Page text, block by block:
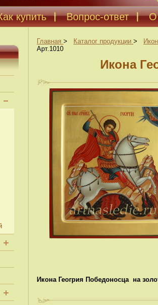
купить Вопрос-ответ О
Главная > Каталог продукции >
Арт.1010
Икона
Икона Геогрия Победоносца на